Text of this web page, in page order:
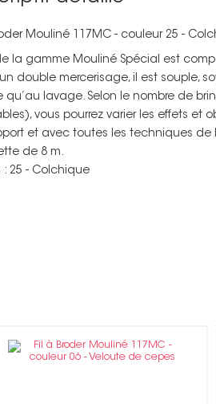
Mouliné 117MC - couleur 25 -
la gamme Mouliné Spécial est
double mercerisage, il est souple,
qu’au lavage. Selon le nombre de
vous pourrez varier les effets et
et avec toutes les techniques de
de 8 m.
: 25 - Colchique